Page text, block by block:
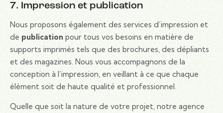
7. Impression et publication
Nous proposons également des services d’impression et
de publication pour tous vos besoins en matière de
supports imprimés tels que des brochures, des dépliants
et des magazines. Nous vous accompagnons de la
conception à l’impression, en veillant à ce que chaque
élément soit de haute qualité et professionnel.
Quelle que soit la nature de votre projet, notre agence